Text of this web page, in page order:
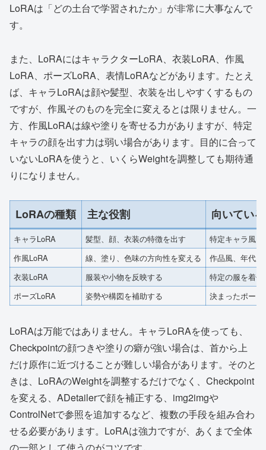
LoRAは「どの土台で学習されたか」が非常に大事なんで
す。
また、LoRAにはキャラクターLoRA、衣装LoRA、作風
LoRA、ポーズLoRA、表情LoRAなどがあります。たとえ
ば、キャラLoRAは顔や髪型、衣装を出しやすくするもの
ですが、作風そのものを完全に変えるとは限りません。一
方、作風LoRAは線や塗りを寄せる力がありますが、特定
キャラの顔を出す力は弱い場合があります。目的に合って
いないLoRAを使うと、いくらWeightを調整しても期待通
りになりません。
LoRAの種類 主な役割 向いてい
キャラLoRA 髪型、顔、衣装の特徴を出す
特定キャラ風
作風LoRA
線、塗り、色味の方向性を変える
作品風、年代
衣装LoRA
服装や小物を反映する
特定の服を着せ
ポーズLoRA
姿勢や構図を補助する 決まったポー
LoRAは万能ではありません。キャラLoRAを使っても、
Checkpointの顔つきや塗りの癖が強い場合は、首から上
だけ原作に近づけることが難しい場合があります。そのと
きは、LoRAのWeightを調整するだけでなく、Checkpoint
を変える、ADetailerで顔を補正する、img2imgや
ControlNetで参照を追加するなど、複数の手段を組み合わ
せる必要があります。LoRAは強力ですが、あくまで全体